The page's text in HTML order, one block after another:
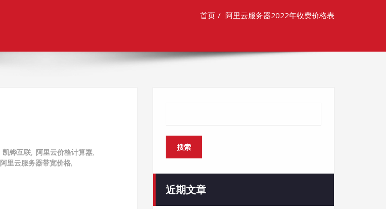
首页 阿里云服务器2022年收费价格表
凯铧互联, 阿里云价格计算器,
阿里云服务器带宽价格,
搜索
近期文章